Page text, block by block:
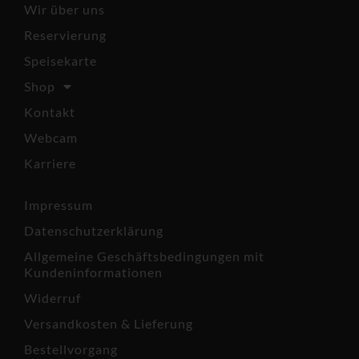
Wir über uns
Reservierung
Speisekarte
Shop
Kontakt
Webcam
Karriere
Impressum
Datenschutzerklärung
Allgemeine Geschäftsbedingungen mit
Kundeninformationen
Widerruf
Versandkosten & Lieferung
Bestellvorgang